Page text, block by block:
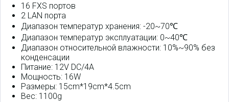
16 FXS портов
2 LAN порта
Диапазон температур хранения: -20~70℃
Диапазон температур эксплуатации: 0~40℃
Диапазон относительной влажности: 10%~90% без
конденсации
Питание: 12V DC/4A
Мощность: 16W
Размеры: 15cm*19cm*4.5cm
Вес: 1100g